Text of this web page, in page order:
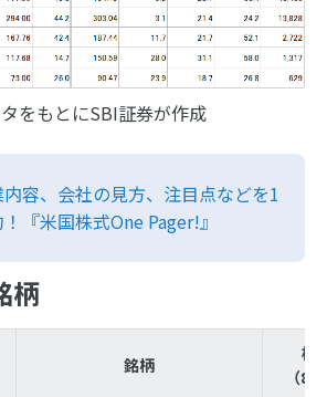
をもとにSBI証券が作成
容、会社の見方、注目点などを1
『米国株式One Pager!』
柄
銘柄
株
（8/